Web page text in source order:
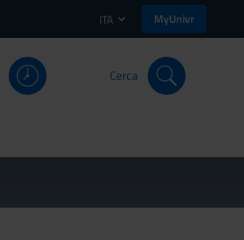
ITA MyUnivr
Cerca